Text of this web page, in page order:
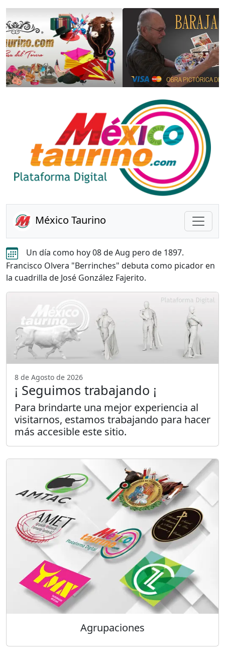
Anterior
México Taurino
Un día como hoy 08 de Aug pero de 1897.
Francisco Olvera "Berrinches" debuta como picador en
la cuadrilla de José González Fajerito.
8 de Agosto de 2026
¡ Seguimos trabajando ¡
Para brindarte una mejor experiencia al
visitarnos, estamos trabajando para hacer
más accesible este sitio.
Agrupaciones